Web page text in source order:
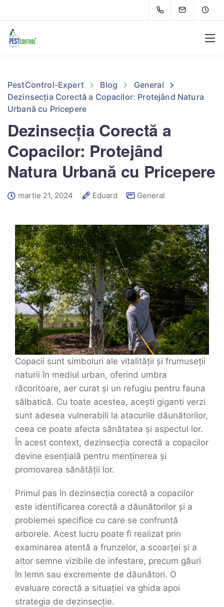
PestControl-Expert Blog
General
Dezinsecția Corectă a Copacilor: Protejând Natura
Urbană cu Pricepere
Dezinsecția Corectă a
Copacilor: Protejând
Natura Urbană cu Pricepere
martie 21, 2024 Eduard General
Copacii sunt simboluri ale vitalității și frumuseții
naturii în mediul urban, oferind umbra
răcoritoare, aer curat și un refugiu pentru fauna
sălbatică. Cu toate acestea, acești giganti verzi
sunt adesea vulnerabili la atacurile dăunătorilor,
ceea ce poate afecta sănătatea și aspectul lor.
În acest context, dezinsecția corectă a copacilor
devine esențială pentru menținerea și
promovarea sănătății lor.
Primul pas în dezinsecția corectă a copacilor
este identificarea corectă a dăunătorilor și a
problemei specifice cu care se confruntă
arborele. Acest lucru poate fi realizat prin
examinarea atentă a frunzelor, a scoarței și a
altor semne vizibile de infestare, precum găuri
în lemn sau excremente de dăunători. O
evaluare corectă a situației va ghida apoi
strategia de dezinsecție.